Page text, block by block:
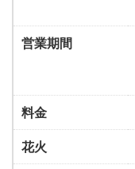
営業期間
料金
花火